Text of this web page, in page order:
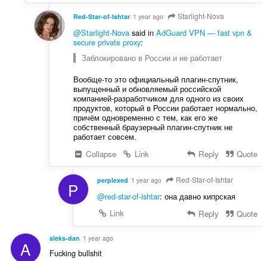
Red-Star-of-Ishtar 1 year ago Starlight-Nova
@Starlight-Novasaid in AdGuard VPN — fast vpn &
secure private proxy:
Заблокировано в России и не работает
Вообще-то это официальный плагин-спутник,
выпущенный и обновляемый российской
компанией-разработчиком для одного из своих
продуктов, который в России работает нормально,
причём одновременно с тем, как его же
собственный браузерный плагин-спутник не
работает совсем.
Collapse
Link Reply Quote
P perplexed 1 year ago Red-Star-of-Ishtar
@red-star-of-ishtar: она давно кипрская
Link
Reply Quote
A aleks-dan 1 year ago
Fucking bullshit